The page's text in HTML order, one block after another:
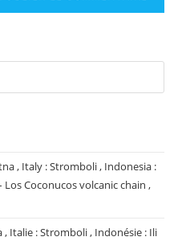
, Italy : Stromboli , Indonesia :
Coconucos volcanic chain ,
, Italie : Stromboli , Indonésie : Ili